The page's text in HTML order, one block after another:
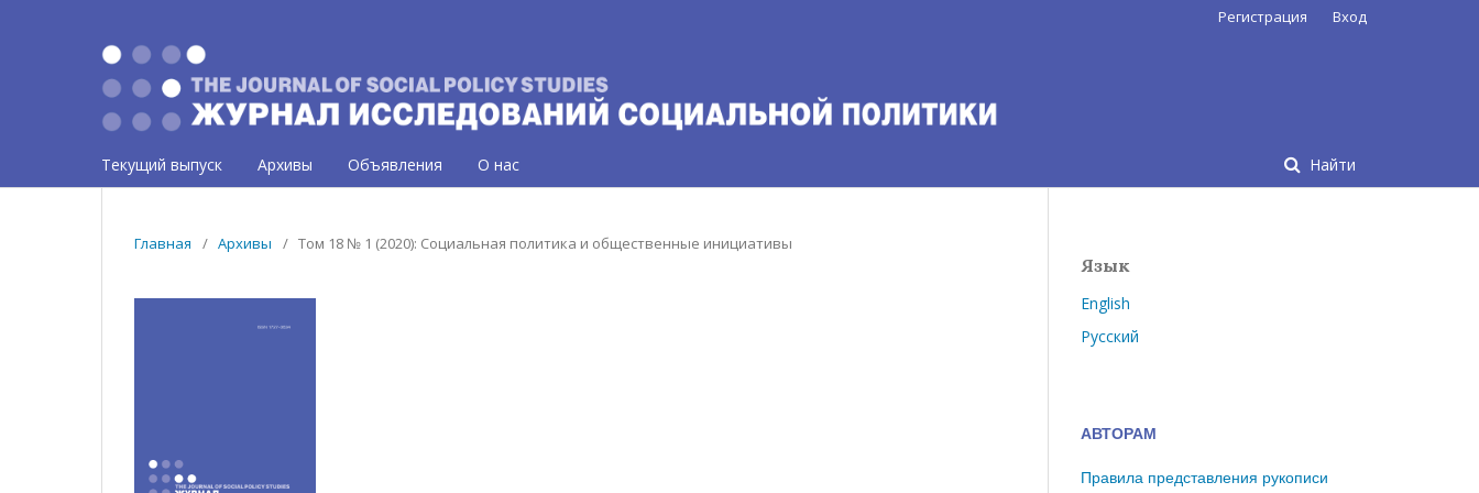
Текущий выпуск Архивы Объявления О нас Найти
Регистрация Вход
Главная / Архивы / Том 18 № 1 (2020): Социальная политика и общественные инициативы
Язык
English
Русский
АВТОРАМ
Правила представления рукописи